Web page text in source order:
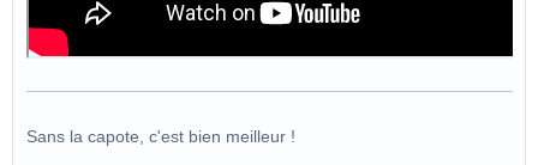
Sans la capote, c'est bien meilleur !